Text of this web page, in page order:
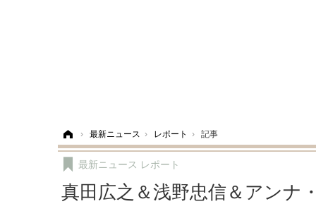
› 最新ニュース › レポート › 記事
真田広之＆浅野忠信＆アンナ
最新ニュース レポート